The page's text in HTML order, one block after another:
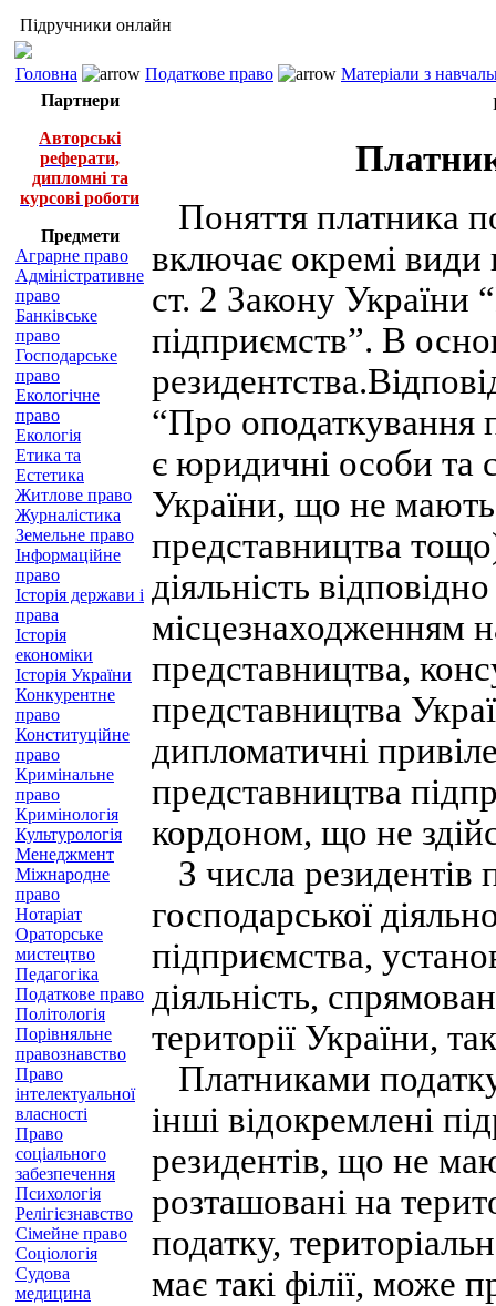
Підручники онлайн
Головна Податкове право
Матеріали з
Партнери
Авторські
реферати,
дипломні та
курсові роботи
Предмети
Аграрне право
Адміністративне
право
Банківське
право
Господарське
право
Екологічне
право
Екологія
Етика та
Естетика
Житлове право
Журналістика
Земельне право
Інформаційне
право
Історія держави і
права
Історія
економіки
Історія України
Конкурентне
право
Конституційне
право
Кримінальне
право
Кримінологія
Культурологія
Менеджмент
Міжнародне
право
Нотаріат
Ораторське
мистецтво
Педагогіка
Податкове право
Політологія
Порівняльне
правознавство
Право
інтелектуальної
власності
Право
соціального
забезпечення
Психологія
Релігієзнавство
Сімейне право
Соціологія
Судова
медицина
Поняття платника
включає окремі види
ст. 2 Закону України
підприємств”. В
“Про оподаткування
є юридичні особи та
України, що не мають
представництва
діяльність
місцезнаходженням
представництва,
представництва
дипломатичні
представництва
кордоном, що не
З числа резидентів
господарської
підприємства,
діяльність,
території України,
Платниками
інші відокремлені
резидентів, що не
розташовані на
податку,
має такі філії, може